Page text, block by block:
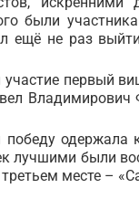
были
ещё не раз
первый
Владимирович
одержала
лучшими были
месте –